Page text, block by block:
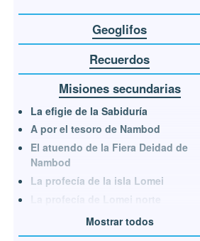
Geoglifos
Recuerdos
Misiones secundarias
La efigie de la Sabiduría
A por el tesoro de Nambod
El atuendo de la Fiera Deidad de
Nambod
La profecía de la isla Lomei
La profecía de Lomei norte
Mostrar todos